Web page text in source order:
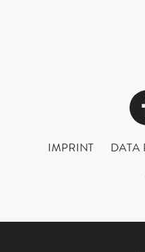
IMPRINT DATA